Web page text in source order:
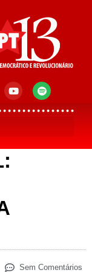
Sem Comentários